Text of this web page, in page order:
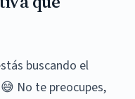
buscando el
No te preocupes,